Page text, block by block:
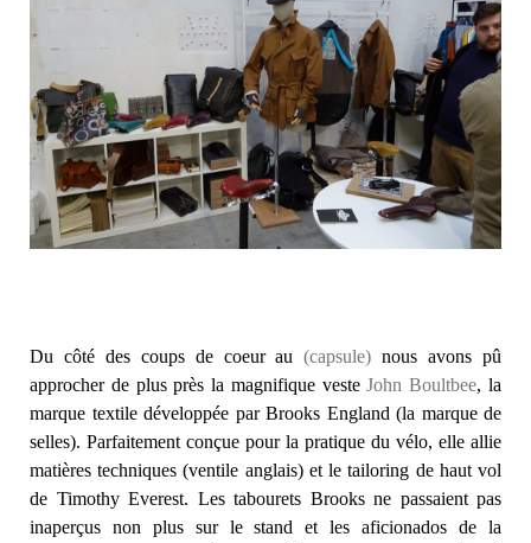
Du côté des coups de coeur au(capsule) nous avons pû
approcher de plus près la magnifique vesteJohn Boultbee, la
marque textile développée par Brooks England (la marque de
selles). Parfaitement conçue pour la pratique du vélo, elle allie
matières techniques (ventile anglais) et le tailoring de haut vol
de Timothy Everest. Les tabourets Brooks ne passaient pas
inaperçus non plus sur le stand et les aficionados de la